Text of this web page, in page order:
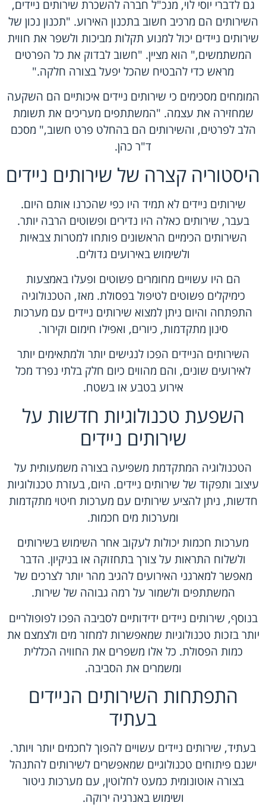
גם לדברי יוסי לוי, מנכ"ל חברה להשכרת שירותים ניידים,
השירותים הם מרכיב חשוב בתכנון האירוע. "תכנון נכון של
שירותים ניידים יכול למנוע תקלות מביכות ולשפר את חווית
המשתמשים," הוא מציין. "חשוב לבדוק את כל הפרטים
מראש כדי להבטיח שהכל יפעל בצורה חלקה."
המומחים מסכימים כי שירותים ניידים איכותיים הם השקעה
שמחזירה את עצמה. "המשתתפים מעריכים את תשומת
הלב לפרטים, והשירותים הם בהחלט פרט חשוב," מסכם
ד"ר כהן.
היסטוריה קצרה של שירותים ניידים
שירותים ניידים לא תמיד היו כפי שהכרנו אותם היום.
בעבר, שירותים כאלה היו נדירים ופשוטים הרבה יותר.
השירותים הכימיים הראשונים פותחו למטרות צבאיות
ולשימוש באירועים גדולים.
הם היו עשויים מחומרים פשוטים ופעלו באמצעות
כימיקלים פשוטים לטיפול בפסולת. מאז, הטכנולוגיה
התפתחה והיום ניתן למצוא שירותים ניידים עם מערכות
סינון מתקדמות, כיורים, ואפילו חימום וקירור.
השירותים הניידים הפכו לנגישים יותר ולמתאימים יותר
לאירועים שונים, והם מהווים כיום חלק בלתי נפרד מכל
אירוע בטבע או בשטח.
השפעת טכנולוגיות חדשות על
שירותים ניידים
הטכנולוגיה המתקדמת משפיעה בצורה משמעותית על
עיצוב ותפקוד של שירותים ניידים. היום, בעזרת טכנולוגיות
חדשות, ניתן להציע שירותים עם מערכות חיטוי מתקדמות
ומערכות מים חכמות.
מערכות חכמות יכולות לעקוב אחר השימוש בשירותים
ולשלוח התראות על צורך בתחזוקה או בניקיון. הדבר
מאפשר למארגני האירועים להגיב מהר יותר לצרכים של
המשתתפים ולשמור על רמה גבוהה של שירות.
בנוסף, שירותים ניידים ידידותיים לסביבה הפכו לפופולריים
יותר בזכות טכנולוגיות שמאפשרות למחזר מים ולצמצם את
כמות הפסולת. כל אלו משפרים את החוויה הכללית
ומשמרים את הסביבה.
התפתחות השירותים הניידים
בעתיד
בעתיד, שירותים ניידים עשויים להפוך לחכמים יותר ויותר.
ישנם פיתוחים טכנולוגיים שמאפשרים לשירותים להתנהל
בצורה אוטונומית כמעט לחלוטין, עם מערכות ניטור
ושימוש באנרגיה ירוקה.